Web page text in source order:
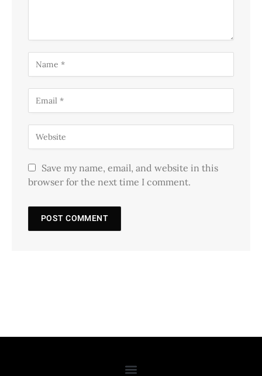
Save my name, email, and website in this
browser for the next time I comment.